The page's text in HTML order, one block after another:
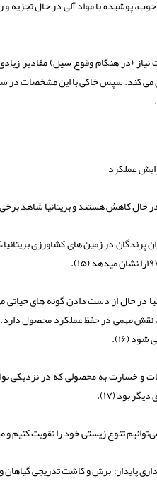
پوشیده با مواد آلی در حال
(در هنگام وقوع سیل) مقادیر
می کند. سپس خاکی با این مشخصات در
عملکرد
حال کاهش هستند و بریتانیا شاهد برخی
پرندگان در زمین های کشاورزی
در حال از دست دادن گونه های
نقش مهمی در حفظ عملکرد محصول
(۱۶).
و خسارت به محصولی که در نزدیکی
بود (۱۷).
تنوع زیستی خود را تقویت کنیم
پایدار: برش و کاشت تدریجی گیاهان